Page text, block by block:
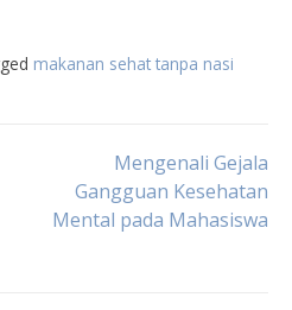
makanan sehat tanpa nasi
Mengenali Gejala
Gangguan Kesehatan
Mental pada Mahasiswa